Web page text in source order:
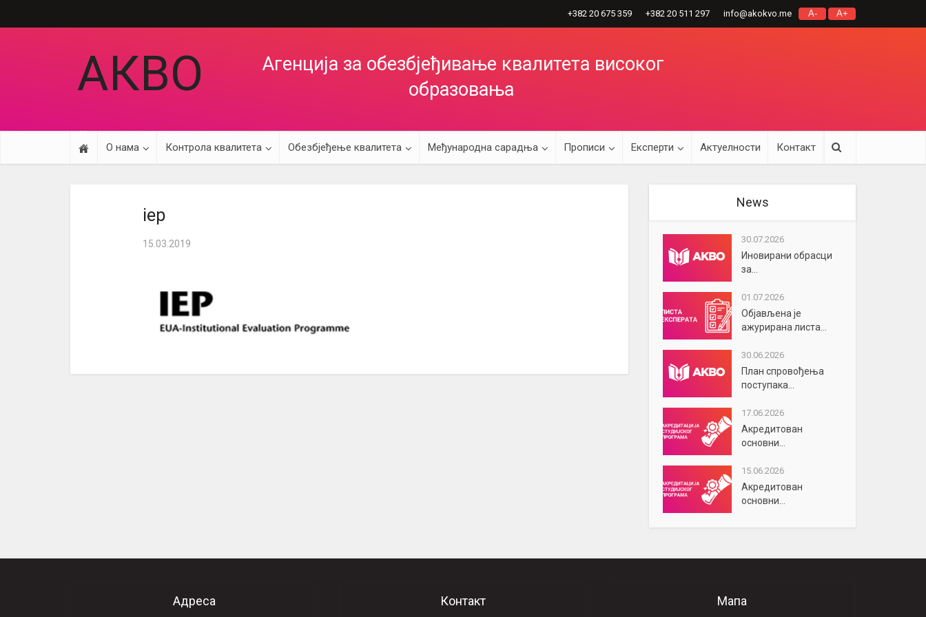
A- A+
+382 20 675 359 +382 20 511 297 info@akokvo.me
АКВО
Агенција за обезбјеђивање квалитета високог
образовања
О нама Контрола квалитета Обезбјеђење квалитета Међународна сарадња Прописи Експерти Актуелности Контакт
iep
15.03.2019
News
30.07.2026
Иновирани обрасци
за...
01.07.2026
Објављена је
ажурирана листа...
30.06.2026
План спровођења
поступака...
17.06.2026
Акредитован
основни...
15.06.2026
Акредитован
основни...
Адреса Контакт Мапа